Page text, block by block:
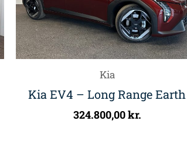
Kia
Kia EV4 – Long Range Earth
324.800,00kr.